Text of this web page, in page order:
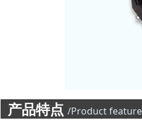
产品特点 /Product